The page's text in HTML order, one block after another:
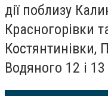
дії поблизу
Красногорівки
Костянтинівки,
Водяного 12 і